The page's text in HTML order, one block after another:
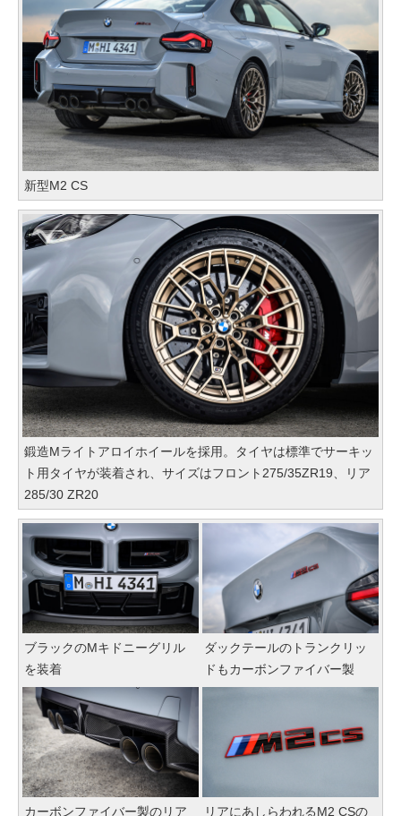
新型M2 CS
鍛造Mライトアロイホイールを採用。タイヤは標準でサーキッ
ト用タイヤが装着され、サイズはフロント275/35ZR19、リア
285/30 ZR20
ブラックのMキドニーグリル
を装着
ダックテールのトランクリッ
ドもカーボンファイバー製
カーボンファイバー製のリア リアにあしらわれるM2 CSの